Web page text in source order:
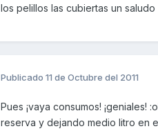
los pelillos las cubiertas un saludo
Publicado 11 de Octubre del 2011
Pues ¡vaya consumos! ¡geniales!
reserva y dejando medio litro en